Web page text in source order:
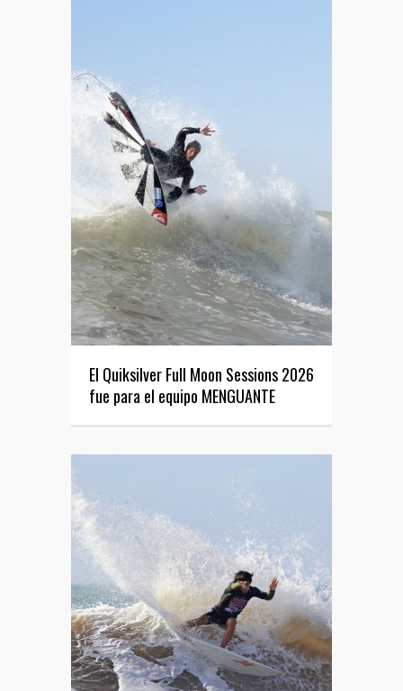
El Quiksilver Full Moon Sessions 2026
fue para el equipo MENGUANTE